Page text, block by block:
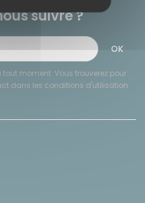
suivre ?
moment. Vous trouverez pour
dans les conditions d'utilisation